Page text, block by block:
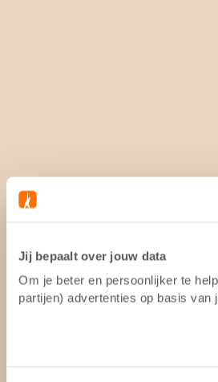
Jij bepaalt over jouw data
Om je beter en persoonlijker te
partijen) advertenties op basis